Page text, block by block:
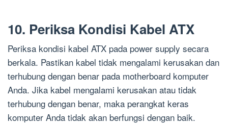
10. Periksa Kondisi Kabel ATX
Periksa kondisi kabel ATX pada power supply secara
berkala. Pastikan kabel tidak mengalami kerusakan dan
terhubung dengan benar pada motherboard komputer
Anda. Jika kabel mengalami kerusakan atau tidak
terhubung dengan benar, maka perangkat keras
komputer Anda tidak akan berfungsi dengan baik.